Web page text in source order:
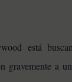
está
gravemente a